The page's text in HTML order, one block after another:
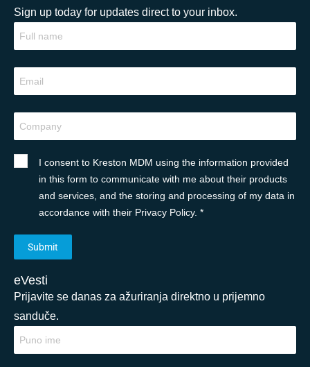
Sign up today for updates direct to your inbox.
I consent to Kreston MDM using the information provided
in this form to communicate with me about their products
and services, and the storing and processing of my data in
accordance with their Privacy Policy. *
eVesti
Prijavite se danas za ažuriranja direktno u prijemno
sanduče.